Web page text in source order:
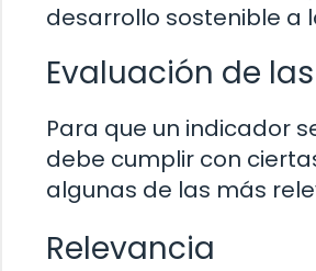
desarrollo sostenible a
Evaluación de
Para que un indicador
debe cumplir con
algunas de las más
Relevancia